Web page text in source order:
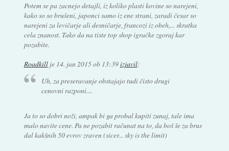
Potem se pa zacnejo detajli, iz koliko plasti kovine so narejeni,
kako so so brušeni, japonci samo iz ene strani, zaradi česar so
narejeni za levičarje ali desničarje, francozi iz obeh,... skratka
cela znanost. Tako da na tiste top shop igračke zgoraj kar
pozabite.
Roadkillje 14. jan 2015 ob 13:39izjavil:
Uh, za preseravanje obstajajo tudi čisto drugi
cenovni razponi....
Ja to so dobri noži, ampak bi ga probal kupiti zunaj, tale ima
malo navite cene. Pa ne pozabit računat na to, da boš še za brus
dal kakšnih 50 evrov zraven (sicer... sky is the limit)